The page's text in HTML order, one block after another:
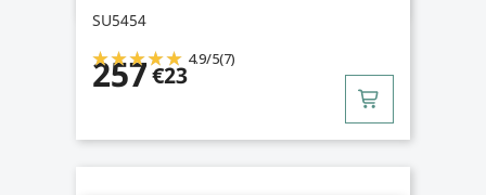
SU5454
4.9/5(7)
257€23